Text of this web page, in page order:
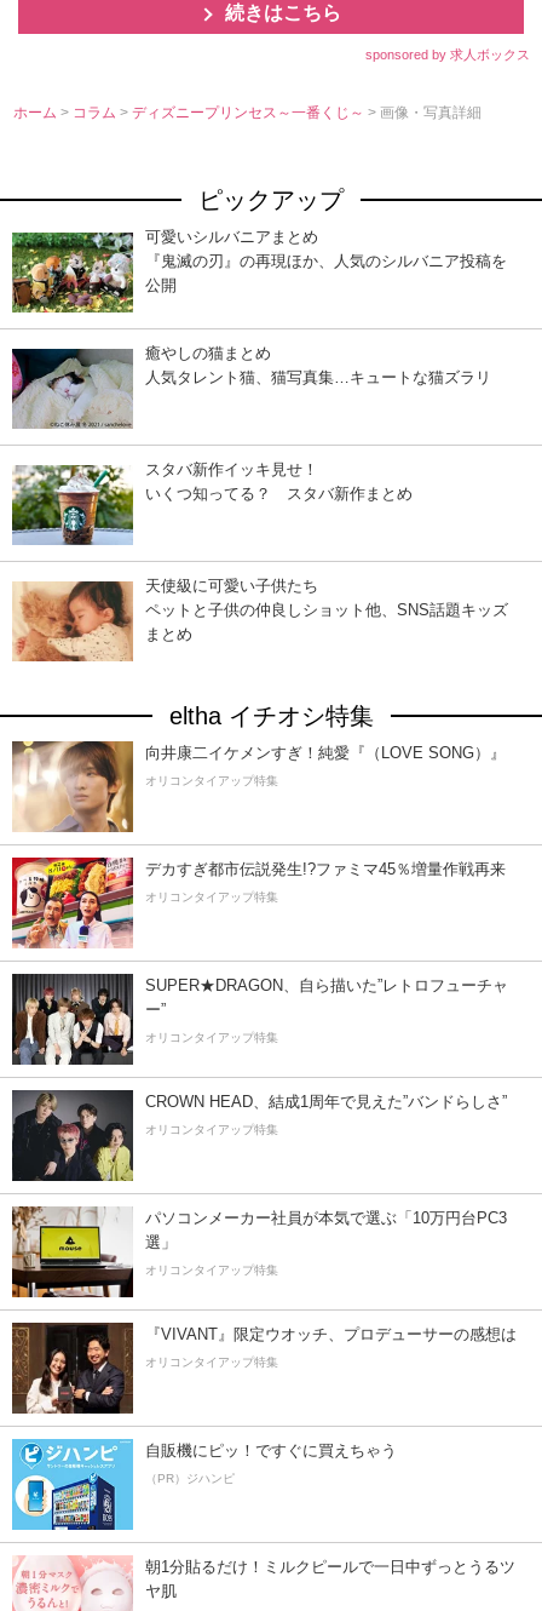
続きはこちら
sponsored by 求人ボックス
ホーム > コラム>ディズニープリンセス～一番くじ～> 画像・写真詳細
ピックアップ
可愛いシルバニアまとめ
『鬼滅の刃』の再現ほか、人気のシルバニア投稿を
公開
癒やしの猫まとめ
人気タレント猫、猫写真集…キュートな猫ズラリ
スタバ新作イッキ見せ！
いくつ知ってる？ スタバ新作まとめ
天使級に可愛い子供たち
ペットと子供の仲良しショット他、SNS話題キッズ
まとめ
eltha イチオシ特集
向井康二イケメンすぎ！純愛『（LOVE SONG）』
オリコンタイアップ特集
デカすぎ都市伝説発生!?ファミマ45％増量作戦再来
オリコンタイアップ特集
SUPER★DRAGON、自ら描いた”レトロフューチャ
ー”
オリコンタイアップ特集
CROWN HEAD、結成1周年で見えた”バンドらしさ”
オリコンタイアップ特集
パソコンメーカー社員が本気で選ぶ「10万円台PC3
選」
オリコンタイアップ特集
『VIVANT』限定ウオッチ、プロデューサーの感想は
オリコンタイアップ特集
自販機にピッ！ですぐに買えちゃう
（PR）ジハンピ
朝1分貼るだけ！ミルクピールで一日中ずっとうるツ
ヤ肌